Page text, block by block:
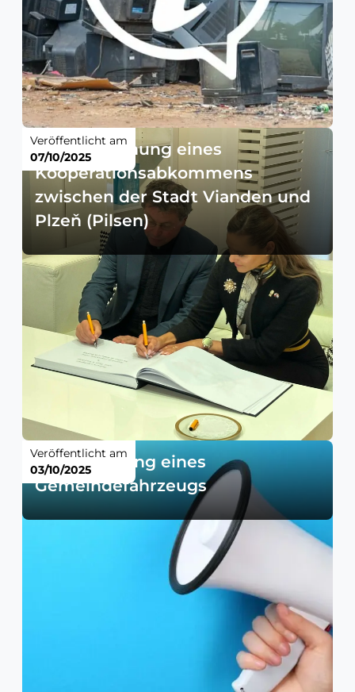
Unterzeichnung eines
Kooperationsabkommens
zwischen der Stadt Vianden und
Plzeň (Pilsen)
Veröffentlicht am
07/10/2025
Versteigerung eines
Gemeindefahrzeugs
Veröffentlicht am
03/10/2025